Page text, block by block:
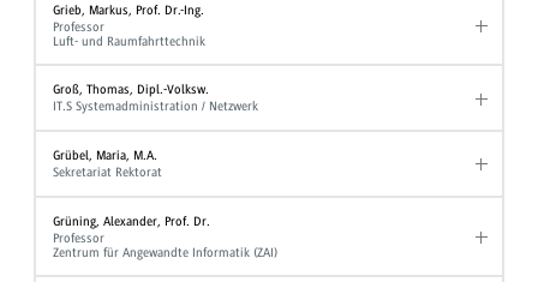
Grieb, Markus, Prof. Dr.-Ing.
Professor
Luft- und Raumfahrttechnik
Groß, Thomas, Dipl.-Volksw.
IT.S Systemadministration / Netzwerk
Grübel, Maria, M.A.
Sekretariat Rektorat
Grüning, Alexander, Prof. Dr.
Professor
Zentrum für Angewandte Informatik (ZAI)